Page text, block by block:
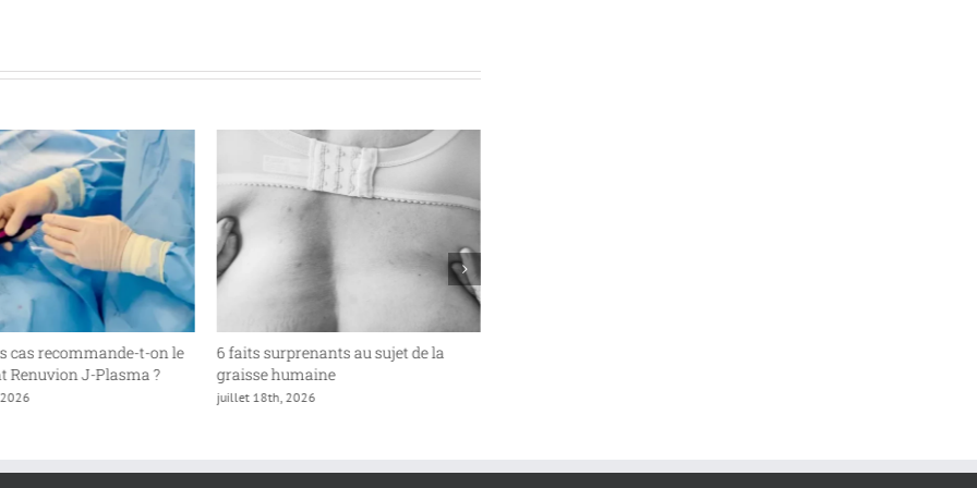
cas recommande-t-on le
Renuvion J-Plasma ?
6 faits surprenants au sujet de la
graisse humaine
juillet 18th, 2026